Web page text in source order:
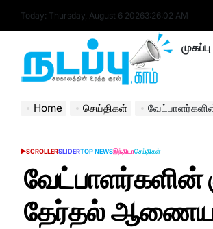
Today: Thursday, August 6 20263:26:02 AM
nadappu.com
முகப்பு
Home செய்திகள்
POSTED
SCROLLERSLIDERTOP NEWSஇந்தியாசெய்திகள்
வேட்பாளர்களின்
தேர்தல்